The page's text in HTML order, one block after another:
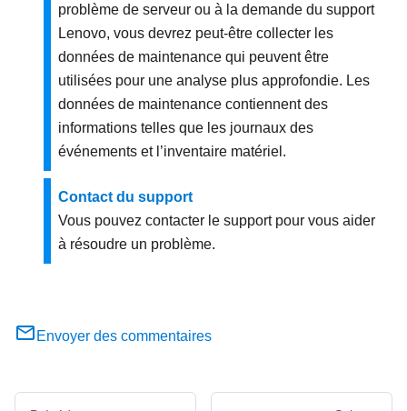
problème de serveur ou à la demande du support
Lenovo, vous devrez peut-être collecter les
données de maintenance qui peuvent être
utilisées pour une analyse plus approfondie. Les
données de maintenance contiennent des
informations telles que les journaux des
événements et l’inventaire matériel.
Contact du support
Vous pouvez contacter le support pour vous aider
à résoudre un problème.
Envoyer des commentaires